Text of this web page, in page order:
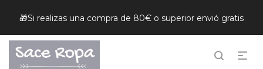
🎁Si realizas una compra de 80€ o superior envió gratis